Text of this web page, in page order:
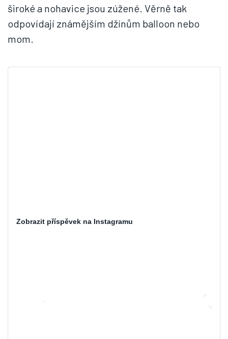
široké a nohavice jsou zúžené. Věrně tak
odpovídají známějším džínům balloon nebo
mom.
Zobrazit příspěvek na Instagramu